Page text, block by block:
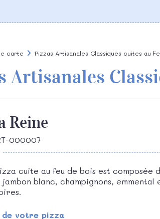
carte Pizzas Artisanales Classiques cuites au
Artisanales
Reine
000007
cuite au feu de bois est composée
blanc, champignons, emmental
de votre pizza